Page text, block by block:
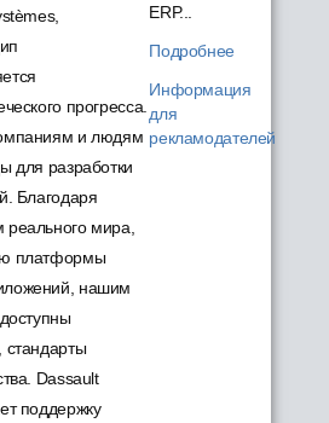
прогресса.
и людям
для разработки
Благодаря
мира,
платформы
нашим
Dassault
поддержку
ERP...
Подробнее
Информация
для
рекламодателей